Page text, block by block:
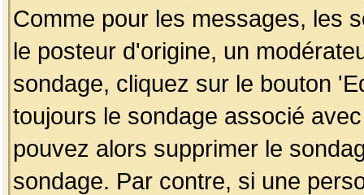
Comme pour les messages, les
le posteur d'origine, un
sondage, cliquez sur le bouton
toujours le sondage associé
pouvez alors supprimer le
sondage. Par contre, si une